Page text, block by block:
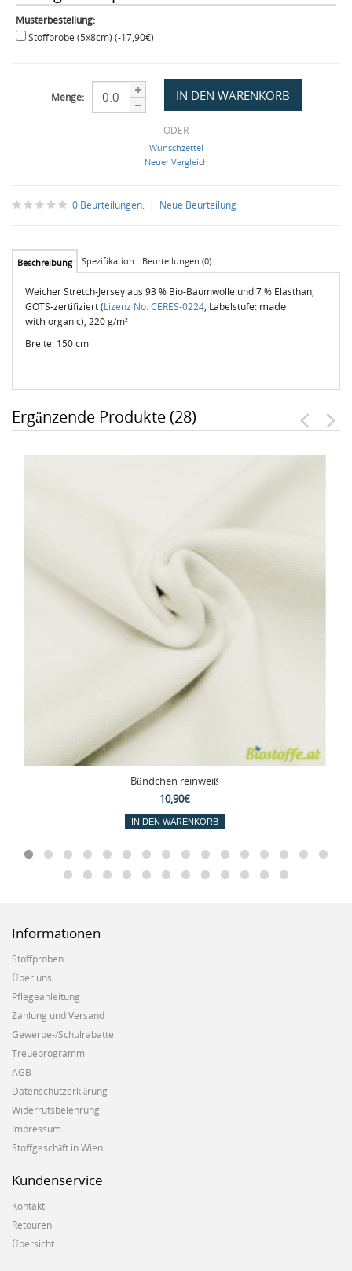
Musterbestellung:
Stoffprobe (5x8cm) (-17,90€)
Menge:
- ODER -
Wunschzettel
Neuer Vergleich
0 Beurteilungen. | Neue Beurteilung
Beschreibung Spezifikation Beurteilungen (0)
Weicher Stretch-Jersey aus 93 % Bio-Baumwolle und 7 % Elasthan,
GOTS-zertifiziert (Lizenz No. CERES-0224, Labelstufe: made
with organic), 220 g/m²
Breite: 150 cm
Ergänzende Produkte (28)
Bündchen reinweiß
10,90€
IN DEN WARENKORB
Informationen
Stoffproben
Über uns
Pflegeanleitung
Zahlung und Versand
Gewerbe-/Schulrabatte
Treueprogramm
AGB
Datenschutzerklärung
Widerrufsbelehrung
Impressum
Stoffgeschäft in Wien
Kundenservice
Kontakt
Retouren
Übersicht